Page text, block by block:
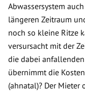
Abwassersystem
längeren Zeitraum
noch so kleine Ritze
versursacht mit der
die dabei
übernimmt die
(ahnatal)? Der